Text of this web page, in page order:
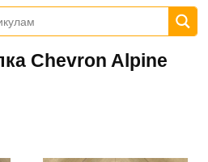
Chevron Alpine